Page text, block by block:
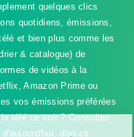
quelques clics
quotidiens, émissions,
et bien plus comme les
& catalogue) de
de vidéos à la
Amazon Prime ou
vos émissions préférées
télé ce soir ? Consultez
d'en ce